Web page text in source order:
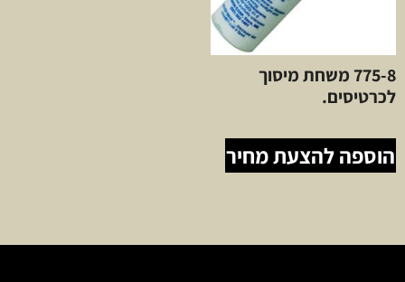
775-8 משחת מיסוך
לכרטיסים.
הוספה להצעת מחיר